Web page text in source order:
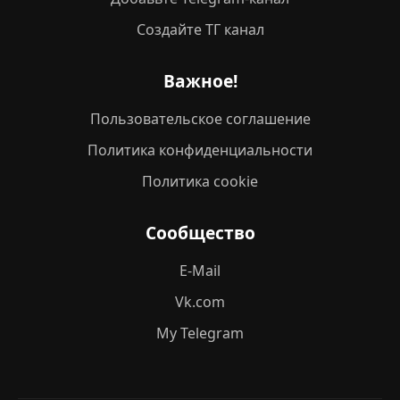
Создайте ТГ канал
Важное!
Пользовательское соглашение
Политика конфиденциальности
Политика cookie
Сообщество
E-Mail
Vk.com
My Telegram